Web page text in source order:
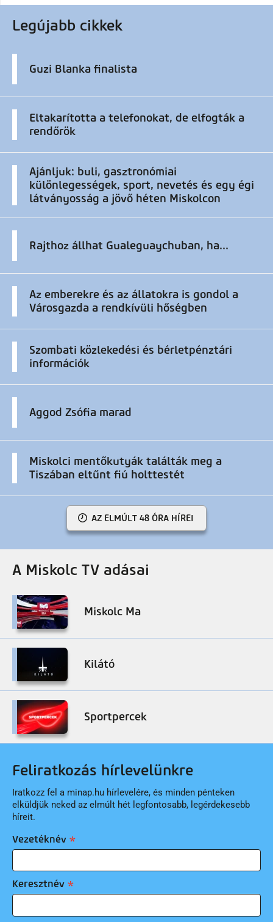
Legújabb cikkek
Guzi Blanka finalista
Eltakarította a telefonokat, de elfogták a
rendőrök
Ajánljuk: buli, gasztronómiai
különlegességek, sport, nevetés és egy égi
látványosság a jövő héten Miskolcon
Rajthoz állhat Gualeguaychuban, ha...
Az emberekre és az állatokra is gondol a
Városgazda a rendkívüli hőségben
Szombati közlekedési és bérletpénztári
információk
Aggod Zsófia marad
Miskolci mentőkutyák találták meg a
Tiszában eltűnt fiú holttestét
AZ ELMÚLT 48 ÓRA HÍREI
A Miskolc TV adásai
Miskolc Ma
Kilátó
Sportpercek
Feliratkozás hírlevelünkre
Iratkozz fel a minap.hu hírlevelére, és minden pénteken
elküldjük neked az elmúlt hét legfontosabb, legérdekesebb
híreit.
Vezetéknév
Keresztnév